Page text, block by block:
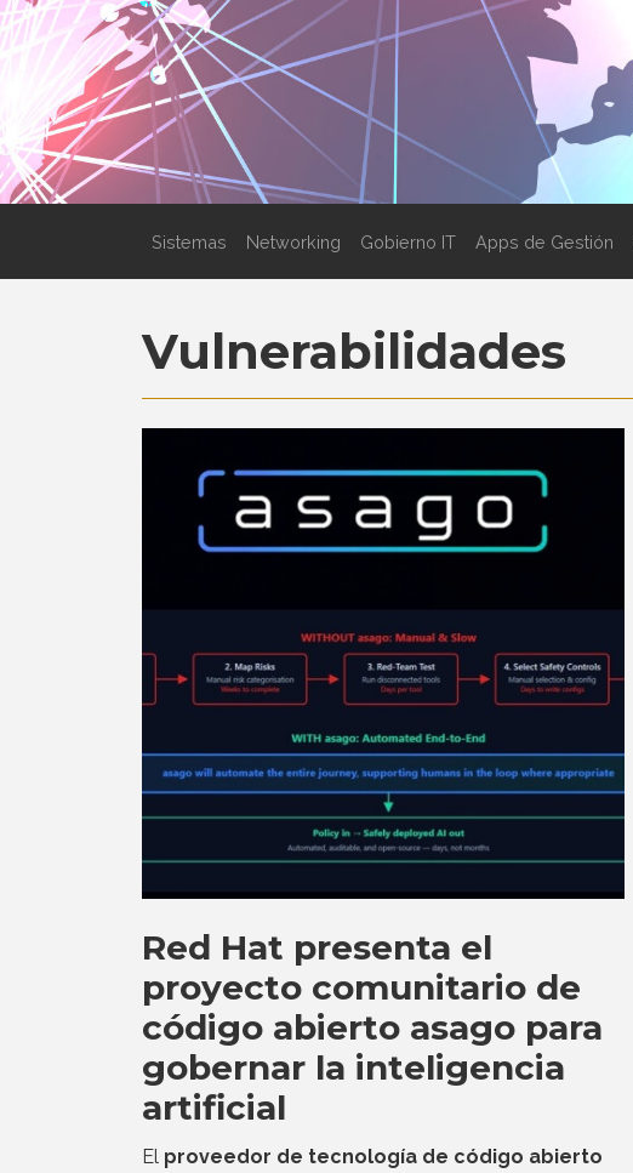
Sistemas Networking Gobierno IT Apps de Gestión
Vulnerabilidades
Red Hat presenta el
proyecto comunitario de
código abierto asago para
gobernar la inteligencia
artificial
El proveedor de tecnología de código abierto